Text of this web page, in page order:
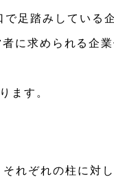
足踏みしている
に求められる企
ます。
れぞれの柱に対